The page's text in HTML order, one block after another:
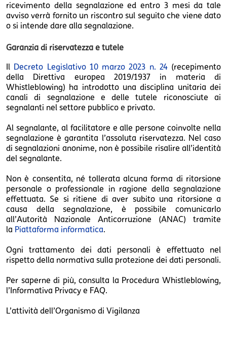
ricevimento della segnalazione ed entro 3 mesi da tale
avviso verrà fornito un riscontro sul seguito che viene dato
o si intende dare alla segnalazione.
Garanzia di riservatezza e tutele
Il Decreto Legislativo 10 marzo 2023 n. 24(recepimento
della Direttiva europea 2019/1937 in materia di
Whistleblowing) ha introdotto una disciplina unitaria dei
canali di segnalazione e delle tutele riconosciute ai
segnalanti nel settore pubblico e privato.
Al segnalante, al facilitatore e alle persone coinvolte nella
segnalazione è garantita l’assoluta riservatezza. Nel caso
di segnalazioni anonime, non è possibile risalire all’identità
del segnalante.
Non è consentita, né tollerata alcuna forma di ritorsione
personale o professionale in ragione della segnalazione
effettuata. Se si ritiene di aver subito una ritorsione a
causa della segnalazione, è possibile comunicarlo
all’Autorità Nazionale Anticorruzione (ANAC) tramite
la Piattaforma informatica.
Ogni trattamento dei dati personali è effettuato nel
rispetto della normativa sulla protezione dei dati personali.
Per saperne di più, consulta la Procedura Whistleblowing,
l’Informativa Privacy e FAQ.
L’attività dell’Organismo di Vigilanza